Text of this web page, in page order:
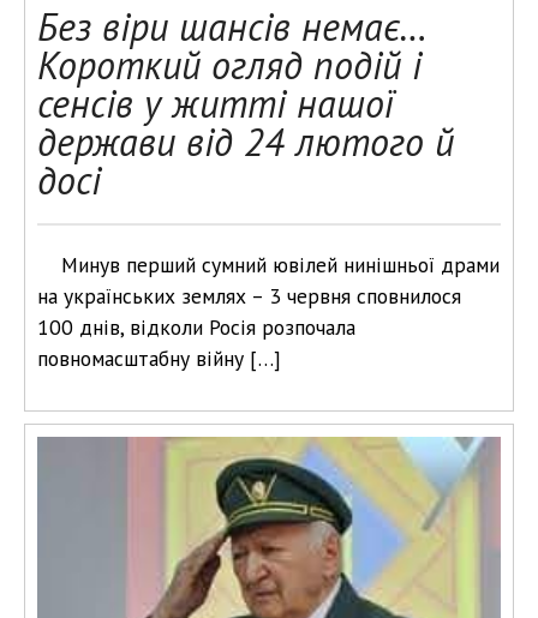
Без віри шансів немає…
Короткий огляд подій і
сенсів у житті нашої
держави від 24 лютого й
досі
Минув перший сумний ювілей нинішньої драми
на українських землях – 3 червня сповнилося
100 днів, відколи Росія розпочала
повномасштабну війну […]